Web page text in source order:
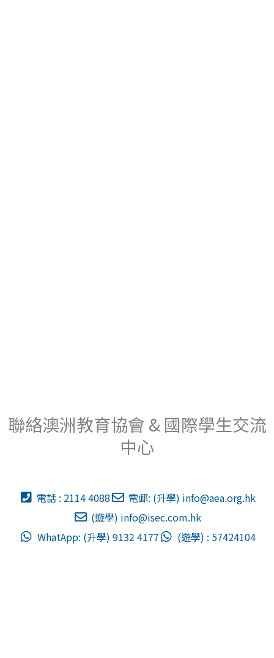
聯絡澳洲教育協會 & 國際學生交流
中心
電話 : 2114 4088 電郵: (升學) info@aea.org.hk
(遊學) info@isec.com.hk
WhatApp: (升學) 9132 4177
(遊學) : 57424104